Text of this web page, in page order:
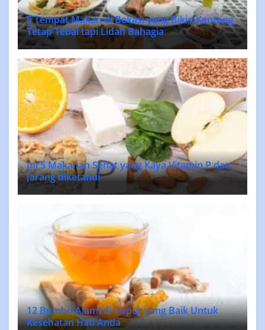
5 Tempat Makan di Bekasi yang Bikin Kantong
Tetap Tebal tapi Lidah Bahagia
Ini 5 Makanan Sehat yang Kaya Vitamin P dan
Jarang diketahui
12 Bumbu Alami di Dapur yang Baik Untuk
Kesehatan Hati Anda